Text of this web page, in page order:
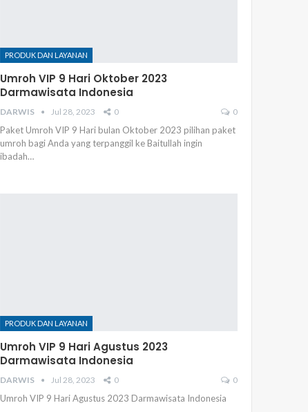
PRODUK DAN LAYANAN
Umroh VIP 9 Hari Oktober 2023
Darmawisata Indonesia
DARWIS Jul 28, 2023 0 0
Paket Umroh VIP 9 Hari bulan Oktober 2023 pilihan paket
umroh bagi Anda yang terpanggil ke Baitullah ingin
ibadah…
PRODUK DAN LAYANAN
Umroh VIP 9 Hari Agustus 2023
Darmawisata Indonesia
DARWIS Jul 28, 2023 0 0
Umroh VIP 9 Hari Agustus 2023 Darmawisata Indonesia